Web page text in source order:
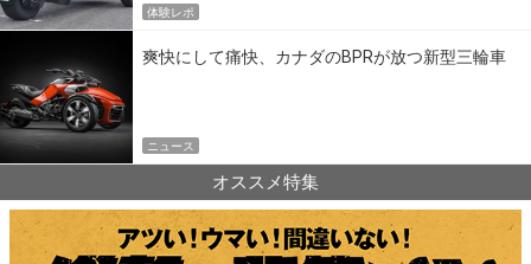
体験レポ
爽快にして痛快、カナダのBPRが放つ新型三輪車
ニュース
オススメ特集